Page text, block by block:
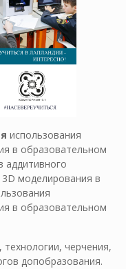
использования
в образовательном
аддитивного
моделирования в
в образовательном
черчения,
допобразования.